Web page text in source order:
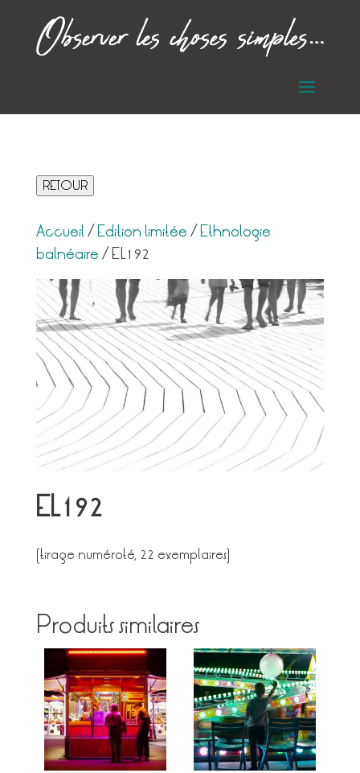
RETOUR
Accueil/Edition limitée/Ethnologie
balnéaire/ EL192
EL192
(tirage numéroté, 22 exemplaires)
Produits similaires